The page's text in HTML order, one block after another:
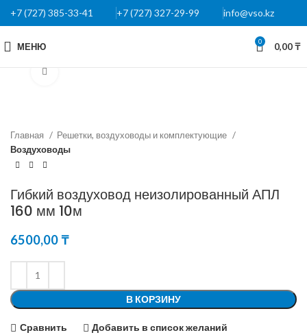
+7 (727) 385-33-41 +7 (727) 327-29-99 info@vso.kz
МЕНЮ 0 0,00₸
Главная
Решетки, воздуховоды и комплектующие
Воздуховоды
Гибкий воздуховод неизолированный АПЛ
160 мм 10м
6500,00₸
В КОРЗИНУ
Сравнить Добавить в список желаний